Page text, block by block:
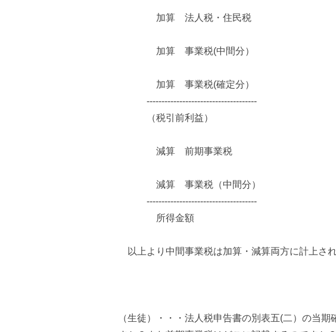
加算 法人税・住民税
加算 事業税(中間分）
加算 事業税(確定分）
-------------------------------------
（税引前利益）
減算 前期事業税
減算 事業税（中間分）
-------------------------------------
所得金額
以上より中間事業税は加算・減算両方に計上さ
（生徒）・・・法人税申告書の別表五(二）の当